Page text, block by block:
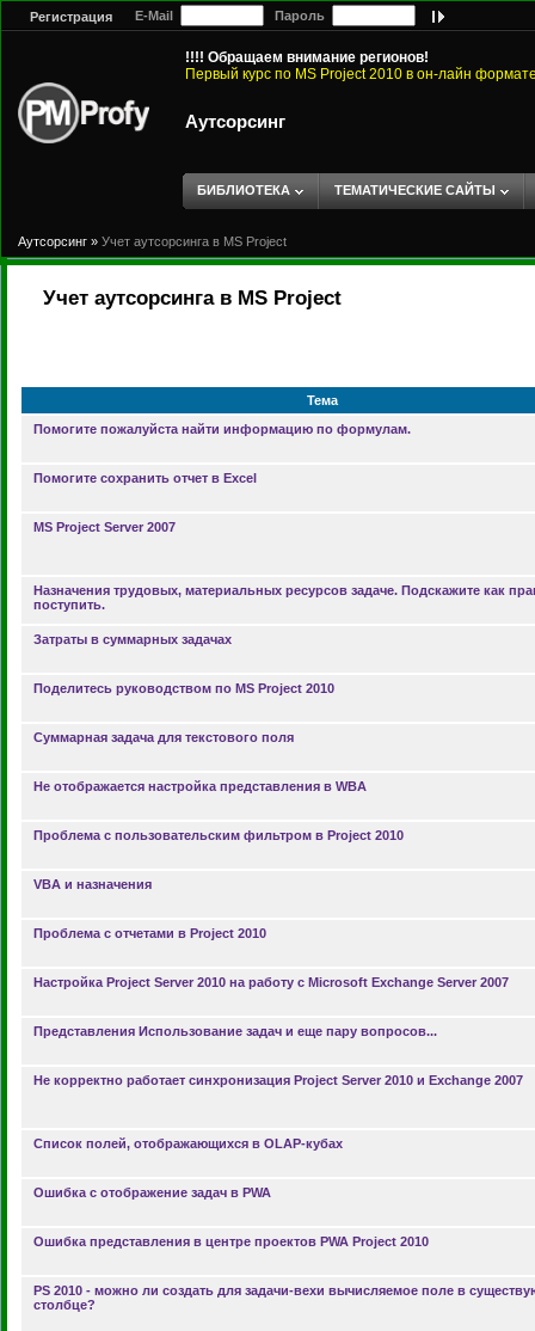
Регистрация E-Mail Пароль
!!!! Обращаем внимание регионов!
Первый курс по MS Project 2010 в он-лайн
Аутсорсинг
БИБЛИОТЕКА ТЕМАТИЧЕСКИЕ САЙТЫ
Аутсорсинг » Учет аутсорсинга в MS Project
Учет аутсорсинга в MS Project
Тема
Помогите пожалуйста найти информацию по формулам.
Помогите сохранить отчет в Excel
MS Project Server 2007
Назначения трудовых, материальных ресурсов задаче. Подскажите как
поступить.
Затраты в суммарных задачах
Поделитесь руководством по MS Project 2010
Суммарная задача для текстового поля
Не отображается настройка представления в WBA
Проблема с пользовательским фильтром в Project 2010
VBA и назначения
Проблема с отчетами в Project 2010
Настройка Project Server 2010 на работу с Microsoft Exchange Server 2007
Представления Использование задач и еще пару вопросов...
Не корректно работает синхронизация Project Server 2010 и Exchange 2007
Список полей, отображающихся в OLAP-кубах
Ошибка с отображение задач в PWA
Ошибка представления в центре проектов PWA Project 2010
PS 2010 - можно ли создать для задачи-вехи вычисляемое поле в
столбце?